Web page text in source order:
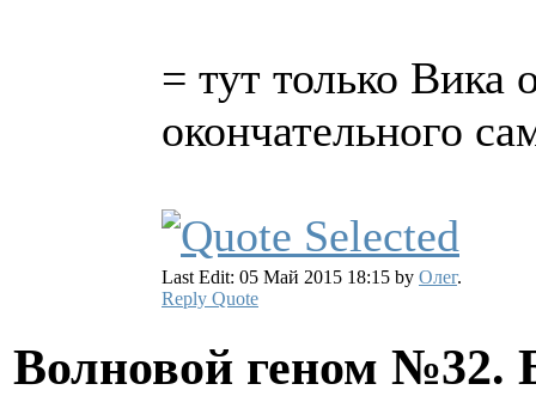
= тут только Вика
окончательного
Last Edit: 05 Май 2015 18:15 by Олег.
Reply Quote
Волновой геном №32.